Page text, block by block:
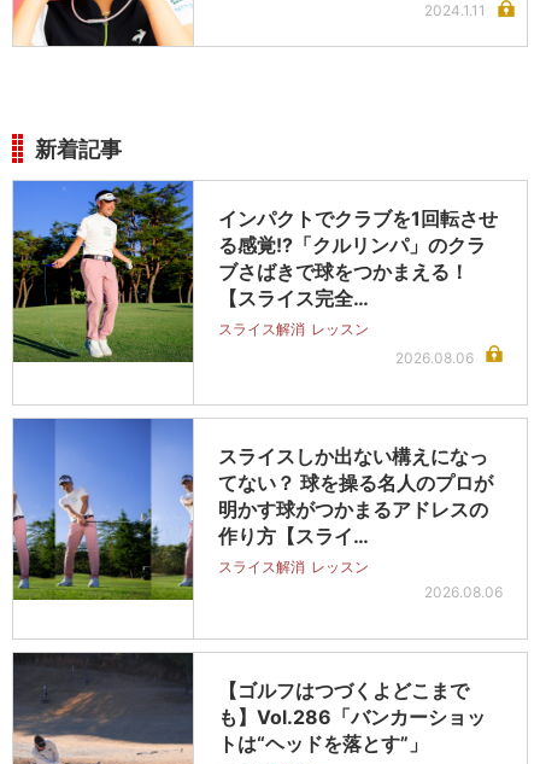
2024.1.11
新着記事
インパクトでクラブを1回転させ
る感覚!?「クルリンパ」のクラ
ブさばきで球をつかまえる！
【スライス完全…
スライス解消 レッスン
2026.08.06
スライスしか出ない構えになっ
てない？ 球を操る名人のプロが
明かす球がつかまるアドレスの
作り方【スライ…
スライス解消 レッスン
2026.08.06
【ゴルフはつづくよどこまで
も】Vol.286「バンカーショッ
トは“ヘッドを落とす”」